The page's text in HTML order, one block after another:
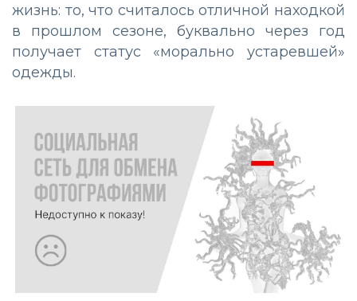
жизнь: то, что считалось отличной находкой
в прошлом сезоне, буквально через год
получает статус «морально устаревшей»
одежды.